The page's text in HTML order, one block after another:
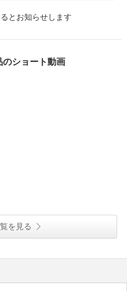
とお知らせします
のショート動画
を見る